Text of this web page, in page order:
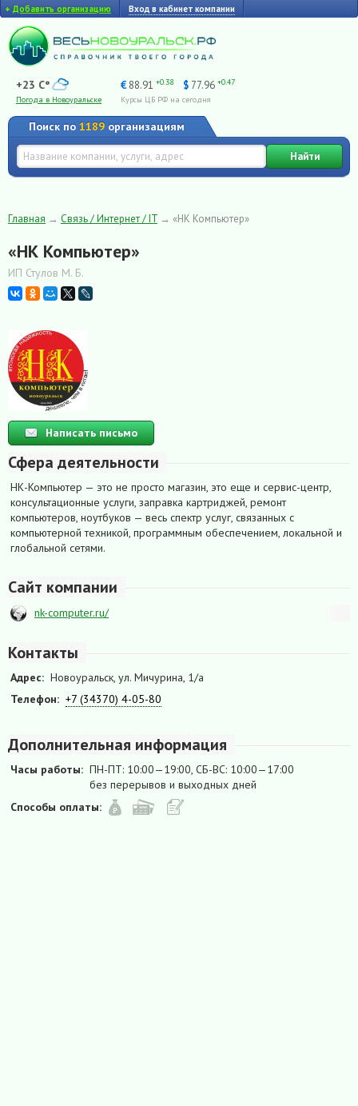
+ Добавить организацию Вход в кабинет компании
+23 C°
Погода в Новоуральске
€ 88.91 +0.38 $ 77.96 +0.47
Курсы ЦБ РФ на сегодня
Поиск по 1189 организациям
Найти
Главная → Связь / Интернет / IT → «НК Компьютер»
«НК Компьютер»
ИП Стулов М. Б.
Написать письмо
Сфера деятельности
НК-Компьютер — это не просто магазин, это еще и сервис-центр,
консультационные услуги, заправка картриджей, ремонт
компьютеров, ноутбуков — весь спектр услуг, связанных с
компьютерной техникой, программным обеспечением, локальной и
глобальной сетями.
Сайт компании
nk-computer.ru/
Контакты
Адрес: Новоуральск, ул. Мичурина, 1/а
Телефон: +7 (34370) 4-05-80
Дополнительная информация
Часы работы: ПН-ПТ: 10:00—19:00, СБ-ВС: 10:00—17:00
без перерывов и выходных дней
Способы оплаты: